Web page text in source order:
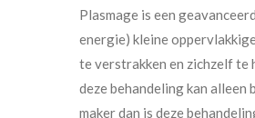
Plasmage is een
energie) kleine
te verstrakken en zichzelf
deze behandeling kan
maker dan is deze